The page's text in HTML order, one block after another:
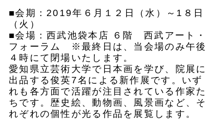
■会期：2019年６月１２日（水）～1８日
（火）
■会場：西武池袋本店 ６階 西武アート・
フォーラム ※最終日は、当会場のみ午後
４時にて閉場いたします。
愛知県立芸術大学で日本画を学び、院展に
出品する俊英7名による新作展です。いず
れも各方面で活躍が注目されている作家た
ちです。歴史絵、動物画、風景画など、そ
れぞれの個性が光る作品を展覧します。